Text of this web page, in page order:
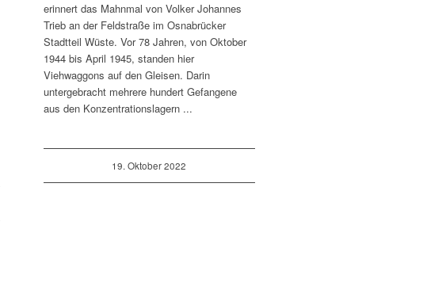
erinnert das Mahnmal von Volker Johannes
Trieb an der Feldstraße im Osnabrücker
Stadtteil Wüste. Vor 78 Jahren, von Oktober
1944 bis April 1945, standen hier
Viehwaggons auf den Gleisen. Darin
untergebracht mehrere hundert Gefangene
aus den Konzentrationslagern ...
19. Oktober 2022